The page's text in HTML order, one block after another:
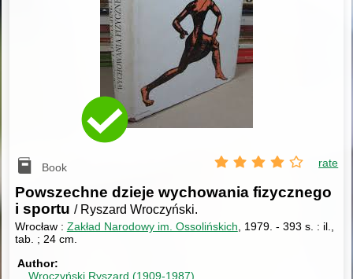
Book rate
Powszechne dzieje wychowania fizycznego
i sportu / Ryszard Wroczyński.
Wrocław : Zakład Narodowy im. Ossolińskich , 1979. - 393 s. : il.,
tab. ; 24 cm.
Author
Wroczyński Ryszard (1909-1987).